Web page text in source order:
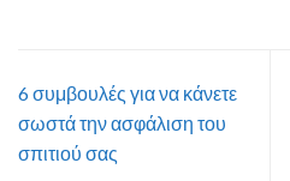
6 συμβουλές για να κάνετε
σωστά την ασφάλιση του
σπιτιού σας